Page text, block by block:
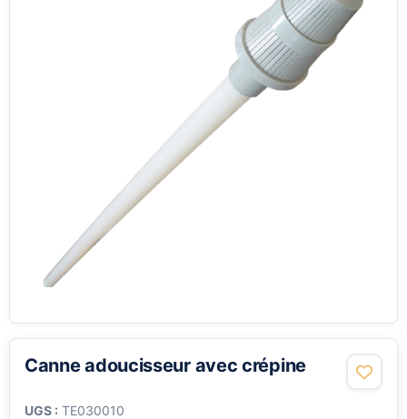
Canne adoucisseur avec crépine
UGS : TE030010